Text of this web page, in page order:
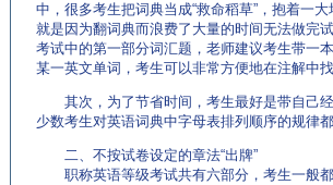
中，很多考生把词典当成“救命稻草”，抱着一
就是因为翻词典而浪费了大量的时间无法做完
考试中的第一部分词汇题，老师建议考生带一
某一英文单词，考生可以非常方便地在注解中找
其次，为了节省时间，考生最好是带自己经
少数考生对英语词典中字母表排列顺序的规律
二、不按试卷设定的章法“出牌”
职称英语等级考试共有六部分，考生一般都